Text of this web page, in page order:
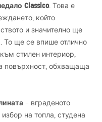
Classico. Това е
който
и значително ще
То ще се впише отлично
стилен интериор,
повърхност, обхващаща
– вграденото
на топла, студена